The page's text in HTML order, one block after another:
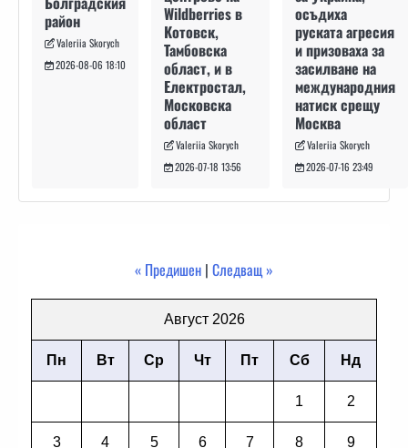
район
Valeriia Skorych
2026-08-06 18:10
Wildberries в
Котовск,
Тамбовска
област, и в
Електростал,
Московска
област
Valeriia Skorych
2026-07-18 13:56
осъдиха
руската агресия
и призоваха за
засилване на
международния
натиск срещу
Москва
Valeriia Skorych
2026-07-16 23:49
« Предишен | Следващ »
Август 2026
Пн Вт Ср Чт Пт Сб Нд
1 2
3 4 5 6 7 8 9